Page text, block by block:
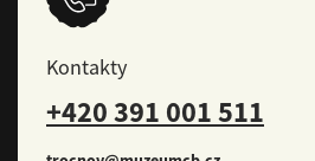
Kontakty
+420 391 001 511